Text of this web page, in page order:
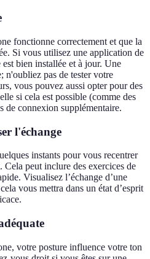
fonctionne correctement et que la
Si vous utilisez une application de
bien installée et à jour. Une
n'oubliez pas de tester votre
vous pouvez aussi opter pour des
si cela est possible (comme des
de connexion supplémentaire.
l'échange
instants pour vous recentrer
peut inclure des exercices de
Visualisez l’échange d’une
vous mettra dans un état d’esprit
votre posture influence votre ton